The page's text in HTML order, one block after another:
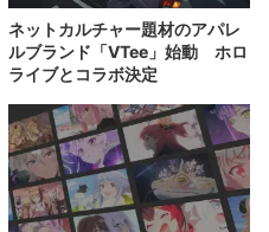
ネットカルチャー題材のアパレ
ルブランド「VTee」始動 ホロ
ライブとコラボ決定